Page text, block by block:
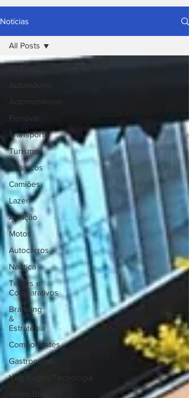
Notícias
Automobilismo
Ferrovia
Transporte
Turismo
Clássicos
Camiões
Lazer
Aviação
Motos
Autocarros
Náutica
Testes e
Comparativos
Branding
&
Estratégia
Componentes
Gastronomia
Videojogos/Tecnologia
All Posts